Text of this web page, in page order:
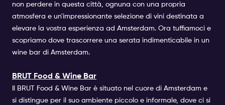
non perdere in questa città, ognuna con una propria
atmosfera e un'impressionante selezione di vini destinata a
elevare la vostra esperienza ad Amsterdam. Ora tuffiamoci e
scopriamo dove trascorrere una serata indimenticabile in un
wine bar di Amsterdam.
BRUT Food & Wine Bar
Il BRUT Food & Wine Bar è situato nel cuore di Amsterdam e
si distingue per il suo ambiente piccolo e informale, dove ci si